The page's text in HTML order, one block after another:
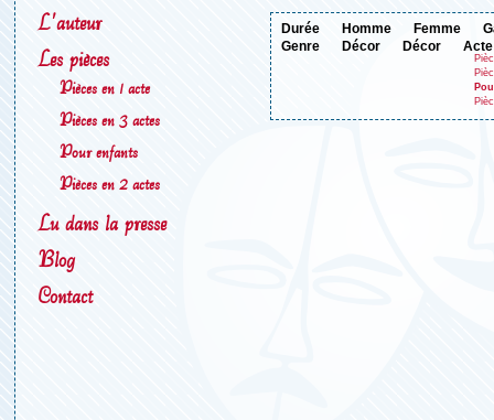
L'auteur
Les pièces
Pièces en 1 acte
Pièces en 3 actes
Pour enfants
Pièces en 2 actes
Lu dans la presse
Blog
Contact
durée homme femme
genre
décor décor acte